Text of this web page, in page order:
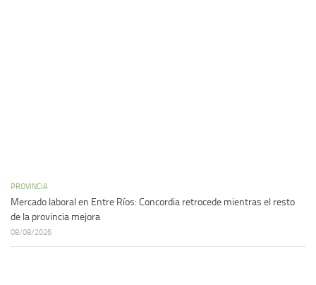
PROVINCIA
Mercado laboral en Entre Ríos: Concordia retrocede mientras el resto
de la provincia mejora
08/08/2026